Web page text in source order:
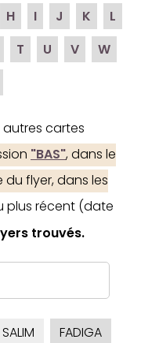
H I J K
L
T U V
W
cartes
"BAS", dans le
flyer, dans les
plus récent (date
trouvés.
SALIM
FADIGA